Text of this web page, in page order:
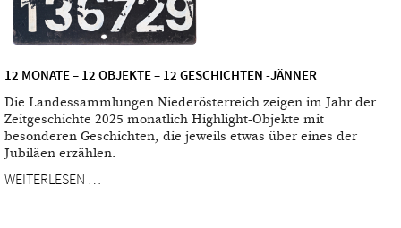
12 MONATE – 12 OBJEKTE – 12 GESCHICHTEN -JÄNNER
Die Landessammlungen Niederösterreich zeigen im Jahr der
Zeitgeschichte 2025 monatlich Highlight-Objekte mit
besonderen Geschichten, die jeweils etwas über eines der
Jubiläen erzählen.
WEITERLESEN …